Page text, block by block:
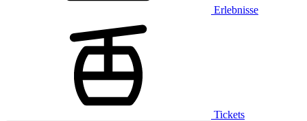
Erlebnisse
Tickets